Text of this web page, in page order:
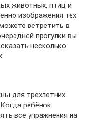
животных, птиц и
изображения тех
встретить в
прогулки вы
несколько
для трехлетних
ребёнок
все упражнения на